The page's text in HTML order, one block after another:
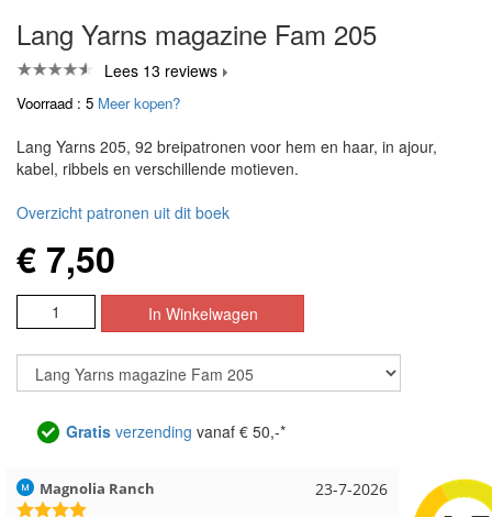
Lang Yarns magazine Fam 205
Lees 13 reviews
Voorraad : 5 Meer kopen?
Lang Yarns 205, 92 breipatronen voor hem en haar, in ajour,
kabel, ribbels en verschillende motieven.
Overzicht patronen uit dit boek
€ 7,50
Gratis verzending vanaf € 50,-*
17-7-2026
Hilde uit Loyers Loes uit